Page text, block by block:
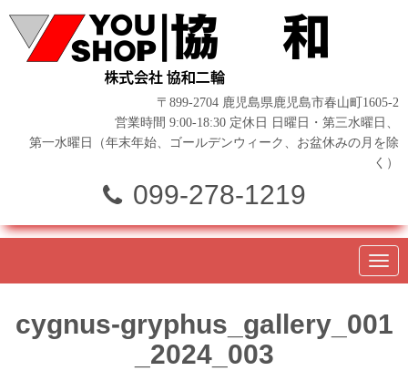
〒899-2704 鹿児島県鹿児島市春山町1605-2
営業時間 9:00-18:30 定休日 日曜日・第三水曜日、
第一水曜日（年末年始、ゴールデンウィーク、お盆休みの月を除
く）
099-278-1219
N
a
g
a
cygnus-gryphus_gallery_001
_2024_003